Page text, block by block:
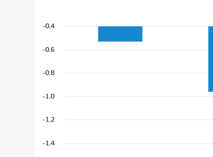
-1,4
-1,2
-1,0
-0,8
-0,6
-0,4